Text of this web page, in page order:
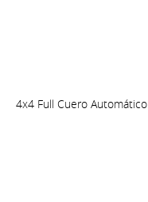
4x4 Full Cuero Automático